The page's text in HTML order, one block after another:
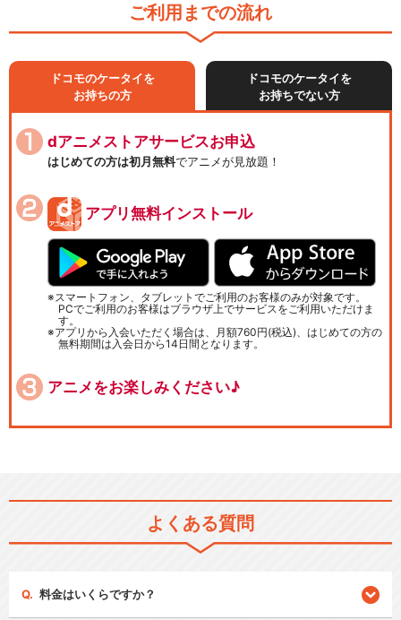
ご利用までの流れ
ドコモのケータイを
お持ちの方
ドコモのケータイを
お持ちでない方
dアニメストアサービスお申込
はじめての方は初月無料でアニメが見放題！
アプリ無料インストール
スマートフォン、タブレットでご利用のお客様のみが対象です。
PCでご利用のお客様はブラウザ上でサービスをご利用いただけま
す。
アプリから入会いただく場合は、月額760円(税込)、はじめての方の
無料期間は入会日から14日間となります。
アニメをお楽しみください♪
よくある質問
料金はいくらですか？